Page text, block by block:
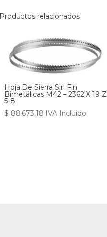
Productos relacionados
Hoja De Sierra Sin Fin
Bimetálicas M42 – 2362 X 19 Z
5-8
$ 88.673,18 IVA Incluido